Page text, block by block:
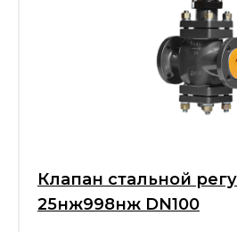
Клапан стальной
25нж998нж DN100